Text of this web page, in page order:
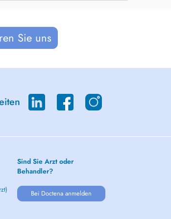
Sie uns
Sind Sie Arzt oder
Behandler?
Bei Doctena anmelden